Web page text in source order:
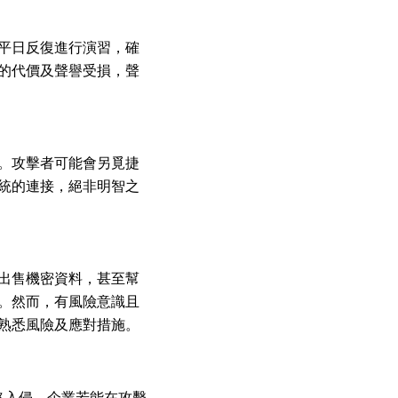
日反復進行演習，確
代價及聲譽受損，聲
攻擊者可能會另覓捷
的連接，絕非明智之
售機密資料，甚至幫
然而，有風險意識且
悉風險及應對措施。